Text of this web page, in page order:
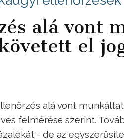
alá vont
el
alá vont
felmérése szerint.
- de az